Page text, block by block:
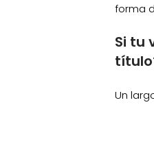
forma
Si tu
Un